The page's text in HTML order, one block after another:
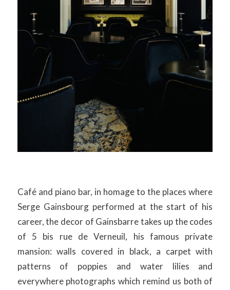
Café and piano bar, in homage to the places where
Serge Gainsbourg performed at the start of his
career, the decor of Gainsbarre takes up the codes
of 5 bis rue de Verneuil, his famous private
mansion: walls covered in black, a carpet with
patterns of poppies and water lilies and
everywhere photographs which remind us both of